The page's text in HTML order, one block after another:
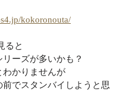
kokoronouta/
ると
ーズが多いかも？
わかりませんが
前でスタンバイしようと思